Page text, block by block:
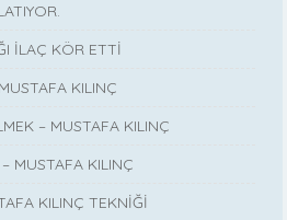
İLAÇ KÖR ETTİ
KILINÇ
– MUSTAFA KILINÇ
MUSTAFA KILINÇ
KILINÇ TEKNİĞİ